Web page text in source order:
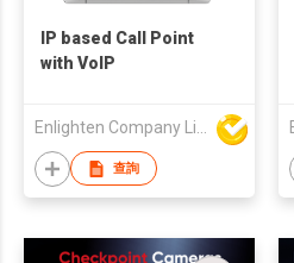
IP based Call Point
with VoIP
Enlighten Company Limited
查詢